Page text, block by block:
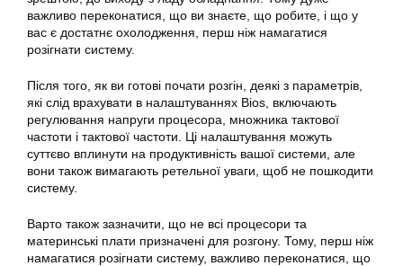
важливо переконатися, що ви знаєте, що робите, і що у
вас є достатнє охолодження, перш ніж намагатися
розігнати систему.
Після того, як ви готові почати розгін, деякі з параметрів,
які слід врахувати в налаштуваннях Bios, включають
регулювання напруги процесора, множника тактової
частоти і тактової частоти. Ці налаштування можуть
суттєво вплинути на продуктивність вашої системи, але
вони також вимагають ретельної уваги, щоб не пошкодити
систему.
Варто також зазначити, що не всі процесори та
материнські плати призначені для розгону. Тому, перш ніж
намагатися розігнати систему, важливо переконатися, що